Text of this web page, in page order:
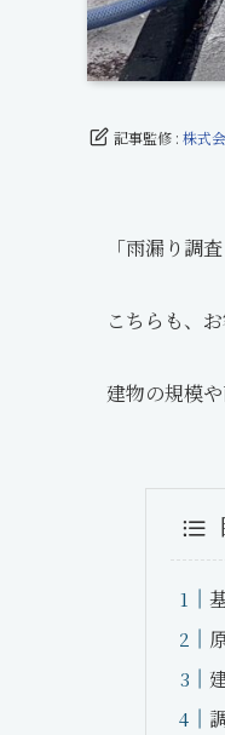
記事監修 :株式
「雨漏り調
こちらも、
建物の規模